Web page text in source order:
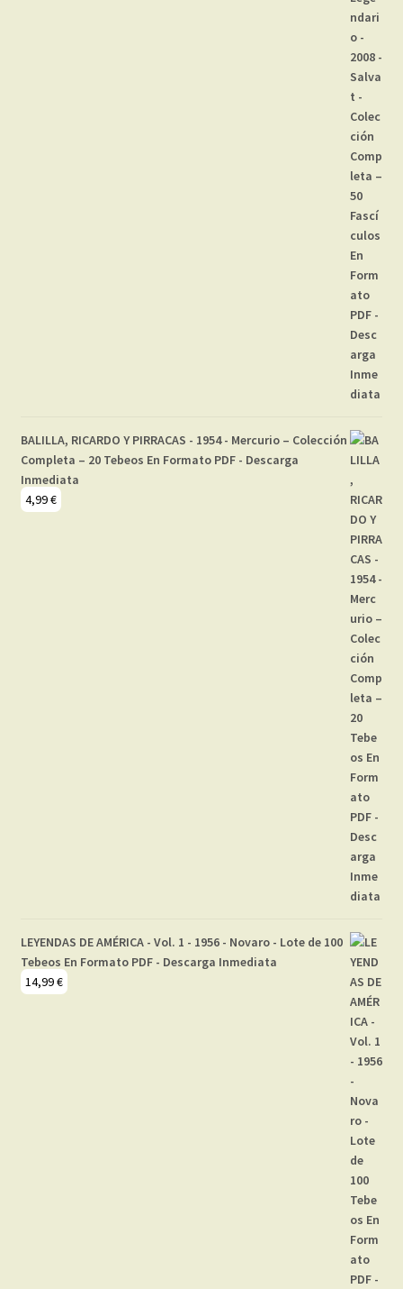
BALILLA, RICARDO Y PIRRACAS - 1954 - Mercurio – Colección
Completa – 20 Tebeos En Formato PDF - Descarga
Inmediata
4,99€
LEYENDAS DE AMÉRICA - Vol. 1 - 1956 - Novaro - Lote de 100
Tebeos En Formato PDF - Descarga Inmediata
14,99€